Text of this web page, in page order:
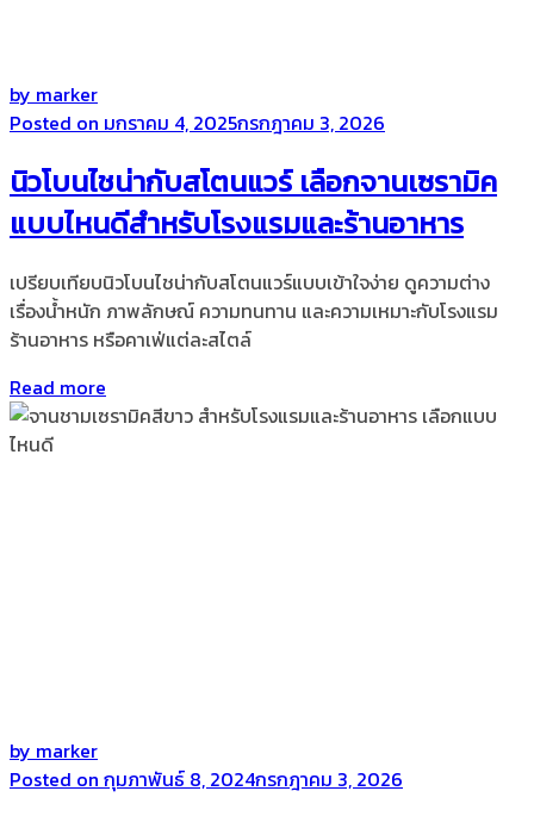
by marker
Posted on มกราคม 4, 2025กรกฎาคม 3, 2026
นิวโบนไชน่ากับสโตนแวร์ เลือกจานเซรามิค
แบบไหนดีสำหรับโรงแรมและร้านอาหาร
เปรียบเทียบนิวโบนไชน่ากับสโตนแวร์แบบเข้าใจง่าย ดูความต่าง
เรื่องน้ำหนัก ภาพลักษณ์ ความทนทาน และความเหมาะกับโรงแรม
ร้านอาหาร หรือคาเฟ่แต่ละสไตล์
Read more
by marker
Posted on กุมภาพันธ์ 8, 2024กรกฎาคม 3, 2026